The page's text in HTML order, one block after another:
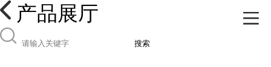
产品展厅
搜索